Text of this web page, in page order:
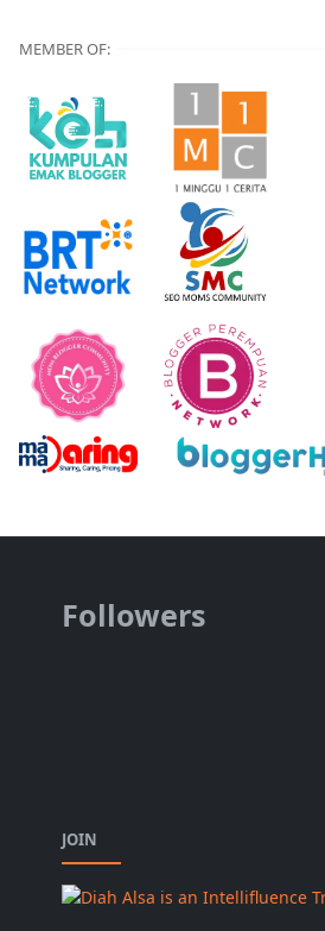
MEMBER OF:
Followers
JOIN